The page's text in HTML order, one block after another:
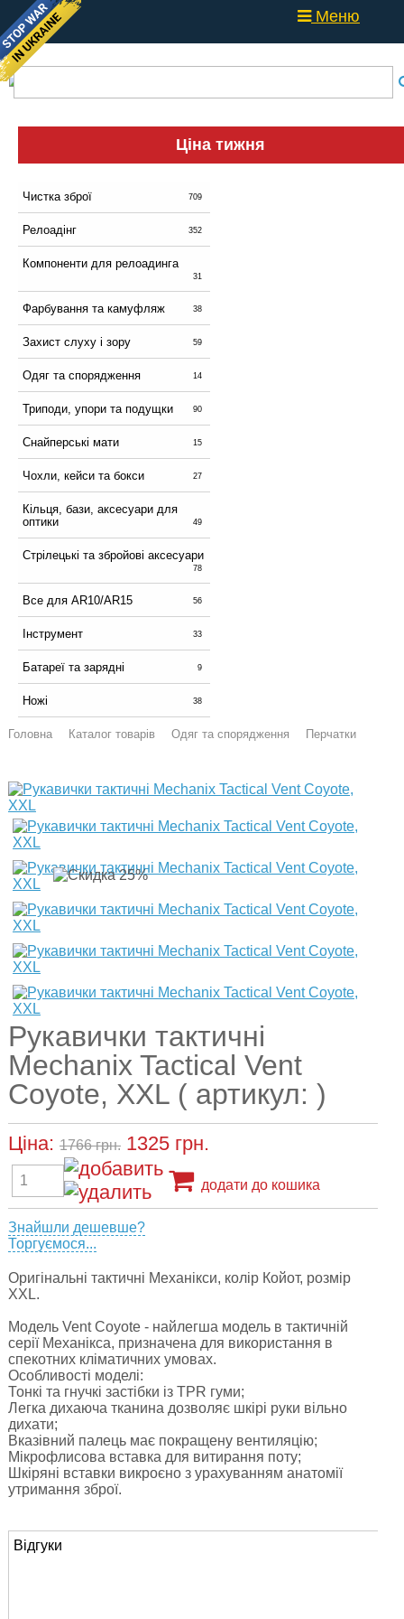
Меню
Ціна тижня
Чистка зброї 709
Релоадінг 352
Компоненти для релоадинга
31
Фарбування та камуфляж 38
Захист слуху і зору 59
Одяг та спорядження 14
Триподи, упори та подущки 90
Снайперські мати 15
Чохли, кейси та бокси 27
Кільця, бази, аксесуари для
оптики
49
Стрілецькі та збройові аксесуари
78
Все для AR10/AR15 56
Інструмент 33
Батареї та зарядні 9
Ножі 38
Головна Каталог товарів Одяг та спорядження Перчатки
Рукавички тактичні
Mechanix Tactical Vent
Coyote, XXL ( артикул: )
Ціна: 1766 грн. 1325 грн.
додати до кошика
Знайшли дешевше?
Торгуємося...
Оригінальні тактичні Механікси, колір Койот, розмір
XXL.
Модель Vent Coyote - найлегша модель в тактичній
серії Механікса, призначена для використання в
спекотних кліматичних умовах.
Особливості моделі:
Тонкі та гнучкі застібки із TPR гуми;
Легка дихаюча тканина дозволяє шкірі руки вільно
дихати;
Вказівний палець має покращену вентиляцію;
Мікрофлисова вставка для витирання поту;
Шкіряні вставки викроєно з урахуванням анатомії
утримання зброї.
Відгуки